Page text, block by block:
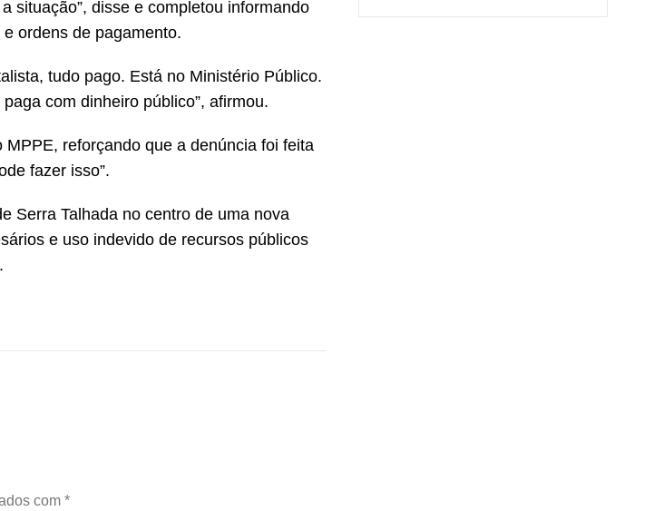
situação”, disse e completou informando
ordens de pagamento.
tudo pago. Está no Ministério Público.
com dinheiro público”, afirmou.
reforçando que a denúncia foi feita
fazer isso”.
Serra Talhada no centro de uma nova
e uso indevido de recursos públicos
com *